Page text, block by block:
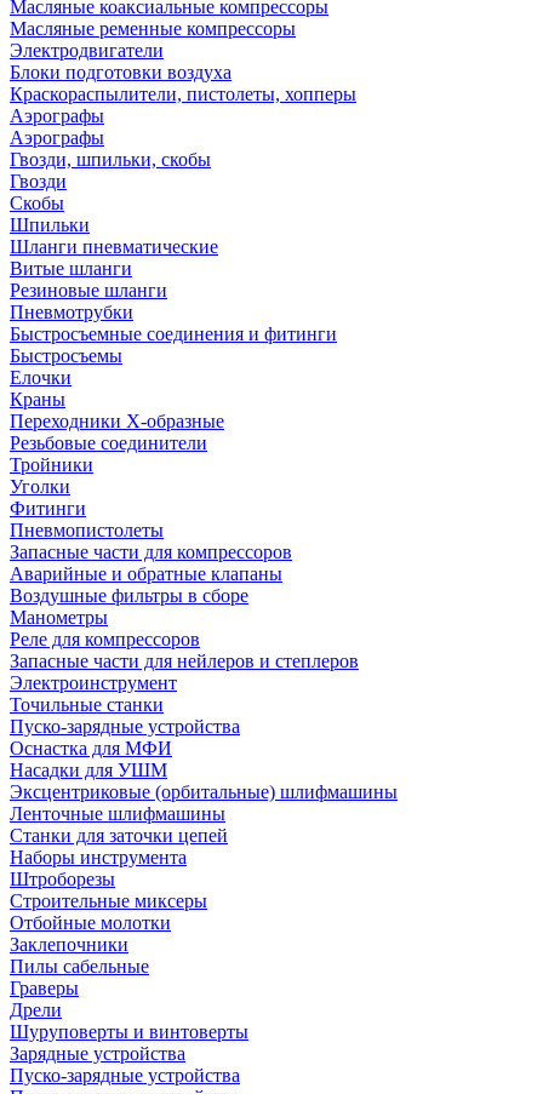
Масляные коаксиальные компрессоры
Масляные ременные компрессоры
Электродвигатели
Блоки подготовки воздуха
Краскораспылители, пистолеты, хопперы
Аэрографы
Аэрографы
Гвозди, шпильки, скобы
Гвозди
Скобы
Шпильки
Шланги пневматические
Витые шланги
Резиновые шланги
Пневмотрубки
Быстросъемные соединения и фитинги
Быстросъемы
Елочки
Краны
Переходники Х-образные
Резьбовые соединители
Тройники
Уголки
Фитинги
Пневмопистолеты
Запасные части для компрессоров
Аварийные и обратные клапаны
Воздушные фильтры в сборе
Манометры
Реле для компрессоров
Запасные части для нейлеров и степлеров
Электроинструмент
Точильные станки
Пуско-зарядные устройства
Оснастка для МФИ
Насадки для УШМ
Эксцентриковые (орбитальные) шлифмашины
Ленточные шлифмашины
Станки для заточки цепей
Наборы инструмента
Штроборезы
Строительные миксеры
Отбойные молотки
Заклепочники
Пилы сабельные
Граверы
Дрели
Шуруповерты и винтоверты
Зарядные устройства
Пуско-зарядные устройства